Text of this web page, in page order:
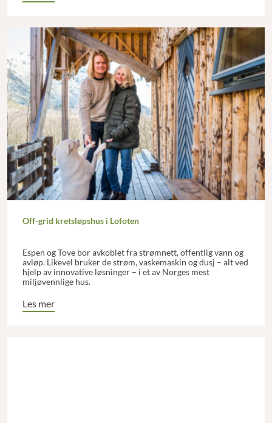
Off-grid kretsløpshus i Lofoten
Espen og Tove bor avkoblet fra strømnett, offentlig vann og
avløp. Likevel bruker de strøm, vaskemaskin og dusj – alt ved
hjelp av innovative løsninger – i et av Norges mest
miljøvennlige hus.
Les mer